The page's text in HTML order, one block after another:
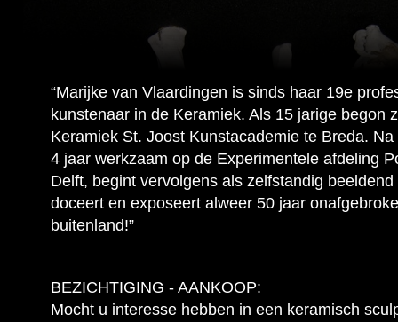
“Marijke van Vlaardingen is sinds haar 19e
kunstenaar in de Keramiek. Als 15 jarige begon
Keramiek St. Joost Kunstacademie te Breda.
4 jaar werkzaam op de Experimentele afdeling
Delft, begint vervolgens als zelfstandig
doceert en exposeert alweer 50 jaar
buitenland!”
BEZICHTIGING - AANKOOP:
Mocht u interesse hebben in een keramisch